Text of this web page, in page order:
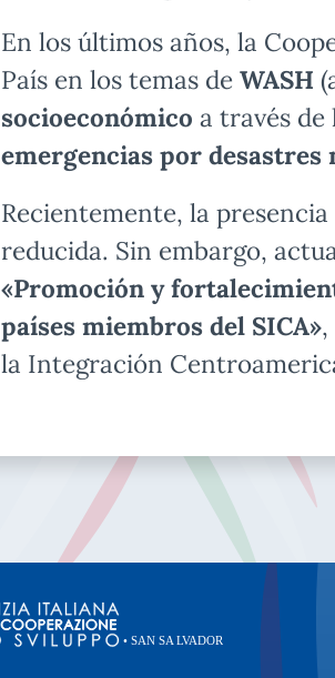
En los últimos años, la
País en los temas de WASH
socioeconómico a través de
emergencias por desastres
Recientemente, la
reducida. Sin embargo,
«Promoción y
países miembros del SICA»,
la Integración